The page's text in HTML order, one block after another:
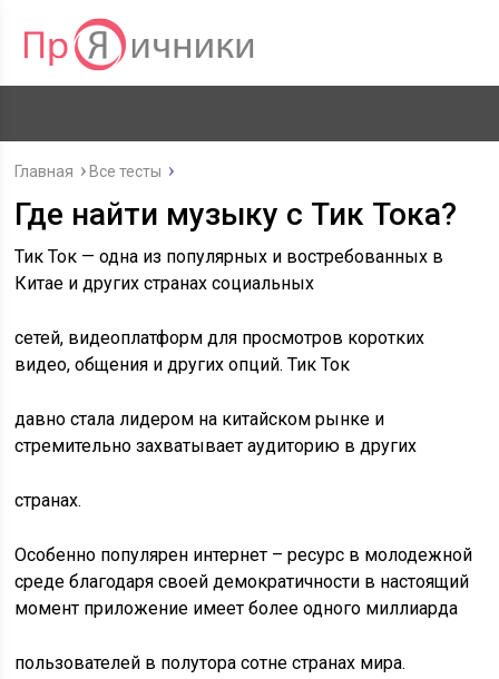
Главная Все тесты
Где найти музыку с Тик Тока?
Тик Ток — одна из популярных и востребованных в
Китае и других странах социальных
сетей, видеоплатформ для просмотров коротких
видео, общения и других опций. Тик Ток
давно стала лидером на китайском рынке и
стремительно захватывает аудиторию в других
странах.
Особенно популярен интернет – ресурс в молодежной
среде благодаря своей демократичности в настоящий
момент приложение имеет более одного миллиарда
пользователей в полутора сотне странах мира.